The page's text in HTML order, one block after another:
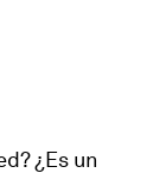
¿Es un